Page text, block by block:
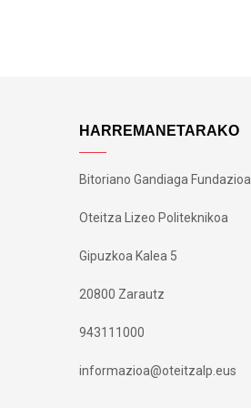
HARREMANETARAKO
Bitoriano Gandiaga Fundazioa
Oteitza Lizeo Politeknikoa
Gipuzkoa Kalea 5
20800 Zarautz
943111000
informazioa@oteitzalp.eus